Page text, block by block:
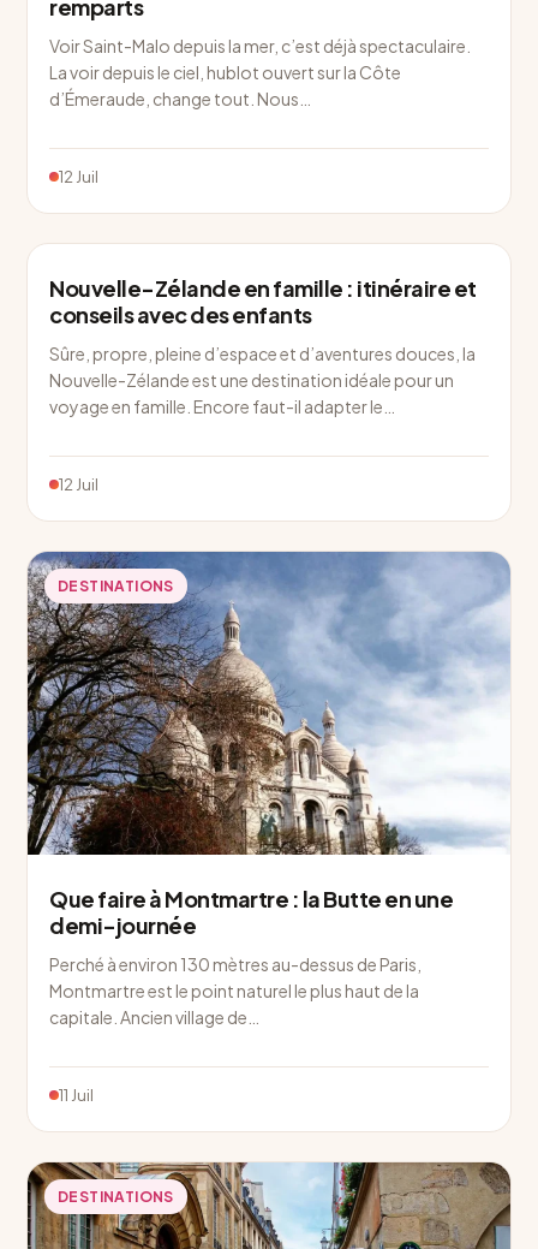
remparts
Voir Saint-Malo depuis la mer, c’est déjà spectaculaire.
La voir depuis le ciel, hublot ouvert sur la Côte
d’Émeraude, change tout. Nous…
12 Juil
OCÉANIE
Nouvelle-Zélande en famille : itinéraire et
conseils avec des enfants
Sûre, propre, pleine d’espace et d’aventures douces, la
Nouvelle-Zélande est une destination idéale pour un
voyage en famille. Encore faut-il adapter le…
12 Juil
DESTINATIONS
Que faire à Montmartre : la Butte en une
demi-journée
Perché à environ 130 mètres au-dessus de Paris,
Montmartre est le point naturel le plus haut de la
capitale. Ancien village de…
11 Juil
DESTINATIONS